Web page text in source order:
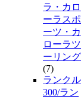
ラ・カロ
ーラスポ
ーツ・カ
ローラツ
ーリング
(7)
ランクル
300/ラン